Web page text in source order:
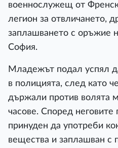
военнослужещ от
легион за отвличането,
заплашването с оръжие
София.
Младежът подал успял
в полицията, след като
държали против волята
часове. Според неговите
принуден да употреби
вещества и заплашван с